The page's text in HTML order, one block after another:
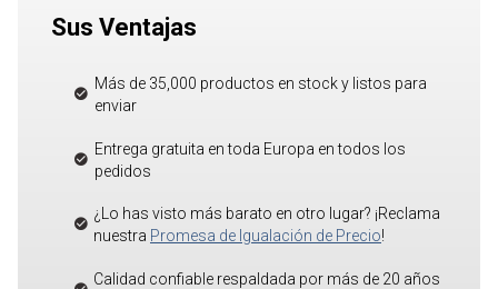
Sus Ventajas
Más de 35,000 productos en stock y listos para
enviar
Entrega gratuita en toda Europa en todos los
pedidos
¿Lo has visto más barato en otro lugar? ¡Reclama
nuestra Promesa de Igualación de Precio!
Calidad confiable respaldada por más de 20 años